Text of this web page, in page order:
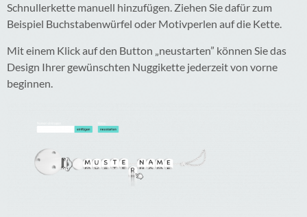
Schnullerkette manuell hinzufügen. Ziehen Sie dafür zum
Beispiel Buchstabenwürfel oder Motivperlen auf die Kette.
Mit einem Klick auf den Button „neustarten” können Sie das
Design Ihrer gewünschten Nuggikette jederzeit von vorne
beginnen.